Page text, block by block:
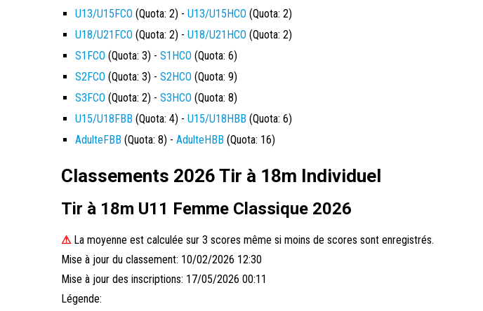
U13/U15FCO (Quota: 2) - U13/U15HCO (Quota: 2)
U18/U21FCO (Quota: 2) - U18/U21HCO (Quota: 2)
S1FCO (Quota: 3) - S1HCO (Quota: 6)
S2FCO (Quota: 3) - S2HCO (Quota: 9)
S3FCO (Quota: 2) - S3HCO (Quota: 8)
U15/U18FBB (Quota: 4) - U15/U18HBB (Quota: 6)
AdulteFBB (Quota: 8) - AdulteHBB (Quota: 16)
Classements 2026 Tir à 18m Individuel
Tir à 18m U11 Femme Classique 2026
⚠La moyenne est calculée sur 3 scores même si moins de scores sont enregistrés.
Mise à jour du classement: 10/02/2026 12:30
Mise à jour des inscriptions: 17/05/2026 00:11
Légende: